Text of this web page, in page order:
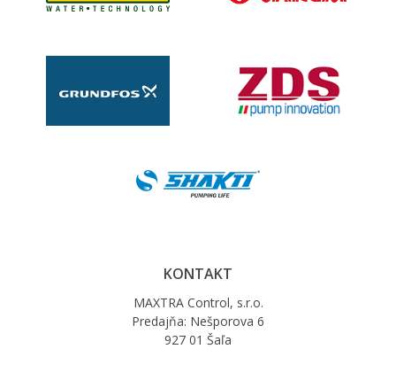
KONTAKT
MAXTRA Control, s.r.o.
Predajňa: Nešporova 6
927 01 Šaľa